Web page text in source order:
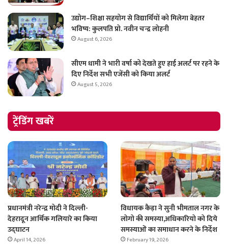
उद्योग–शिक्षा सहयोग से विद्यार्थियों को मिलेगा बेहतर
भविष्य: कुलपति प्रो. नवीन चन्द्र लोहनी
August 6, 2026
सीएम धामी ने भारी वर्षा को देखते हुए हाई अलर्ट पर रहने के
दिए निर्देश सभी एजेंसी को किया अलर्ट
August 5, 2026
ट्रेंडिंग खबरें
प्रधानमंत्री नरेन्‍द्र मोदी ने दिल्ली-
देहरादून आर्थिक गलियारे का किया
उद्घाटन
April 14, 2026
विधायक कैड़ा ने सुनी भीमताल नगर के
लोगो की समस्या,अधिकारियो को दिये
समस्याओं का समाधान करने के निर्देश
February 19, 2026